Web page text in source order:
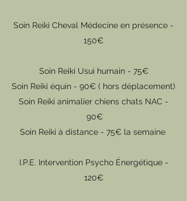
Soin Reiki Cheval Médecine en présence -
150€
Soin Reiki Usui humain - 75€
Soin Reiki équin - 90€ ( hors déplacement)
Soin Reiki animalier chiens chats NAC -
90€
Soin Reiki à distance - 75€ la semaine
I.P.E. Intervention Psycho Énergétique -
120€